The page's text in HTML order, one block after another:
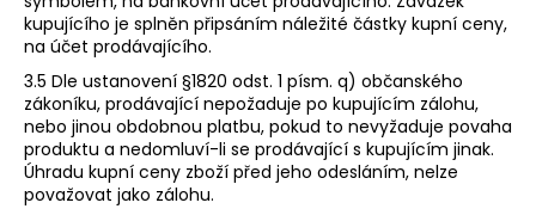
kupujícího je splněn připsáním náležité částky kupní ceny,
na účet prodávajícího.
3.5 Dle ustanovení §1820 odst. 1 písm. q) občanského
zákoníku, prodávající nepožaduje po kupujícím zálohu,
nebo jinou obdobnou platbu, pokud to nevyžaduje povaha
produktu a nedomluví-li se prodávající s kupujícím jinak.
Úhradu kupní ceny zboží před jeho odesláním, nelze
považovat jako zálohu.